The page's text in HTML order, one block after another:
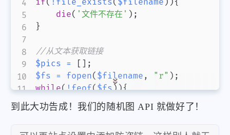
if( ! file_exists( $filename ) ) {
die( '文件不存在' ) ;
}
//从文本获取链接
$pics = [ ] ;
$fs = fopen( $filename , "r" ) ;
while(!feof($fs)){
$line= trim(fgets $fs));
if( $line!='' ) {
到此大功告成！我们的随机图 API 就做好了！